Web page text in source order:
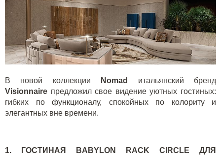
В новой коллекции Nomad
итальянский бренд
Visionnaire предложил свое видение уютных гостиных:
гибких по функционалу, спокойных по колориту и
элегантных вне времени.
1. ГОСТИНАЯ BABYLON RACK CIRCLE
ДЛЯ